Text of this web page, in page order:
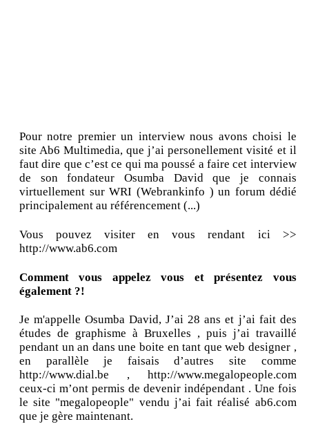
Pour notre premier un interview nous avons choisi le
site Ab6 Multimedia, que j’ai personellement visité et il
faut dire que c’est ce qui ma poussé a faire cet interview
de son fondateur Osumba David que je connais
virtuellement sur WRI (Webrankinfo ) un forum dédié
principalement au référencement (...)
Vous pouvez visiter en vous rendant ici >>
http://www.ab6.com
Comment vous appelez vous et présentez vous
également ?!
Je m'appelle Osumba David, J’ai 28 ans et j’ai fait des
études de graphisme à Bruxelles , puis j’ai travaillé
pendant un an dans une boite en tant que web designer ,
en parallèle je faisais d’autres site comme
http://www.dial.be , http://www.megalopeople.com
ceux-ci m’ont permis de devenir indépendant . Une fois
le site "megalopeople" vendu j’ai fait réalisé ab6.com
que je gère maintenant.